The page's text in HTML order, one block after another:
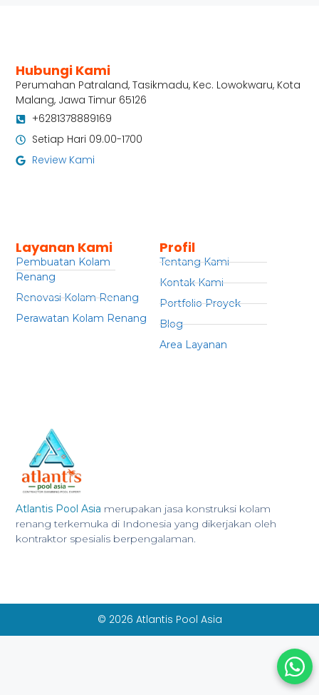
Atlantis Pool Asia merupakan jasa konstruksi kolam
renang terkemuka di Indonesia yang dikerjakan oleh
kontraktor spesialis berpengalaman.
Profil
Tentang Kami
Kontak Kami
Portfolio Proyek
Blog
Area Layanan
Layanan Kami
Pembuatan Kolam
Renang
Renovasi Kolam Renang
Perawatan Kolam Renang
Hubungi Kami
Perumahan Patraland, Tasikmadu, Kec. Lowokwaru, Kota
Malang, Jawa Timur 65126
+6281378889169
Setiap Hari 09.00-1700
Review Kami
© 2026 Atlantis Pool Asia